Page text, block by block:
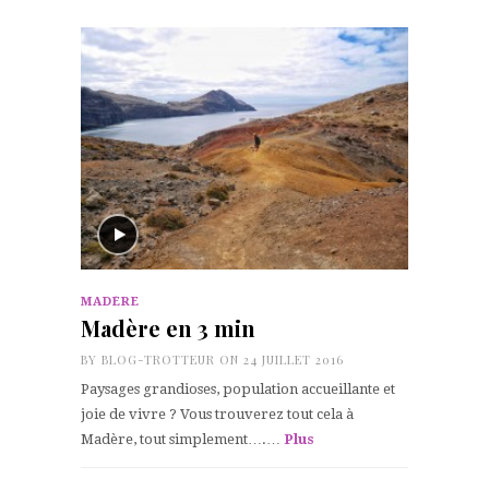
MADÈRE
Madère en 3 min
BY BLOG-TROTTEUR ON 24 JUILLET 2016
Paysages grandioses, population accueillante et
joie de vivre ? Vous trouverez tout cela à
Madère, tout simplement….… Plus